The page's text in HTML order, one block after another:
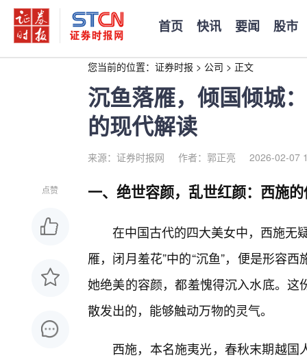
首页 快讯 要闻 股市
您当前的位置： 证券时报 > 公司 > 正文
沉鱼落雁，倾国倾城
的现代解读
来源：证券时报网 作者：郭正亮 2026-02-07
点赞 一、绝世容颜，乱世红颜：西施
在中国古代的四大美女中，西施无
雁，闭月羞花”中的“沉鱼”，便是形容
她绝美的容颜，都羞愧得沉入水底。
散发出的，能够触动万物的灵气。
西施，本名施夷光，春秋末期越